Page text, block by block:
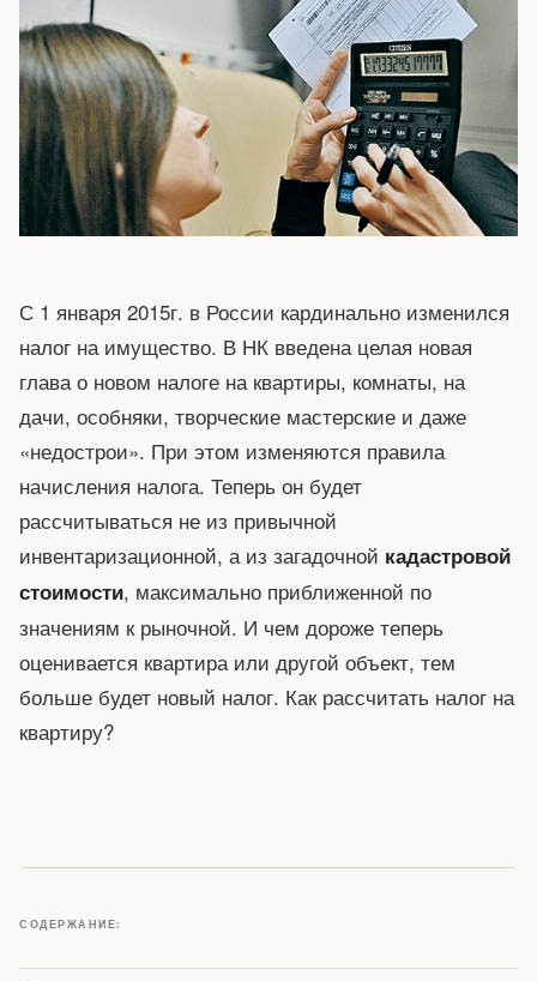
С 1 января 2015г. в России кардинально изменился
налог на имущество. В НК введена целая новая
глава о новом налоге на квартиры, комнаты, на
дачи, особняки, творческие мастерские и даже
«недострои». При этом изменяются правила
начисления налога. Теперь он будет
рассчитываться не из привычной
инвентаризационной, а из загадочной кадастровой
стоимости, максимально приближенной по
значениям к рыночной. И чем дороже теперь
оценивается квартира или другой объект, тем
больше будет новый налог. Как рассчитать налог на
квартиру?
СОДЕРЖАНИЕ: